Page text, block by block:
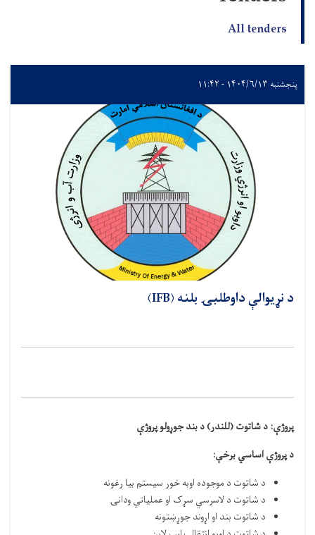
All tenders
پنجشنبه ۱۴۰۴/۶/۱۳ - ۱۱:۴۲
د نړيوالې داوطلبۍ بلنه (IFB)
پروژې: د شاتوت (للندر) د بند جوړولو پروژې
د پروژې اساسي برخې:
د شاتوت د موجوده اوبه خور سيستم بیا رغونه
د شاتوت د لاسرسي سړک او عملیاتي ودانۍ
د شاتوت بند او اړوند جوړښتونه